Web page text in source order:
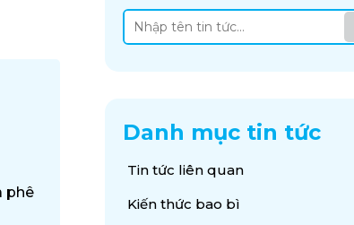
phê
Danh mục tin tức
Tin tức liên quan
Kiến thức bao bì